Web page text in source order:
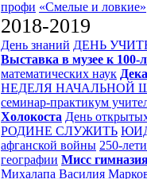
профи «Смелые и ловкие»
2018-2019
День знаний ДЕНЬ
Выставка в музее к
математических наук
НЕДЕЛЯ НАЧАЛЬНОЙ
семинар-практикум
Холокоста День
РОДИНЕ СЛУЖИТЬ
афганской войны 250-
географии Мисс
Михалапа Василия